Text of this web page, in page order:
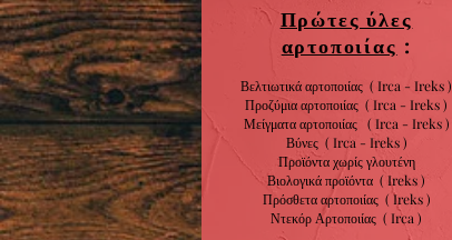
Πρώτες ύλες
αρτοποιίας :
Βελτιωτικά αρτοποιίας ( Irca - Ireks )
Προζύμια αρτοποιίας ( Irca - Ireks )
Μείγματα αρτοποιίας ( Irca - Ireks )
Βύνες ( Irca - Ireks )
Προϊόντα χωρίςγλουτένη
Βιολογικάπροϊόντα ( Ireks )
Πρόσθετα αρτοποιίας (Ireks )
Ντεκόρ Αρτοποιίας ( Irca )